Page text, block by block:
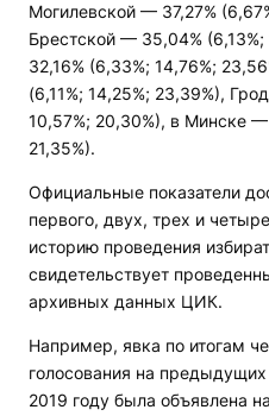
Могилевской — 37,27%
Брестской — 35,04%
32,16% (6,33%; 14,76%;
(6,11%; 14,25%; 23,39%),
10,57%; 20,30%), в Минске
21,35%).
Официальные показатели
первого, двух, трех и
историю проведения
свидетельствует
архивных данных ЦИК.
Например, явка по итогам
голосования на
2019 году была объявлена